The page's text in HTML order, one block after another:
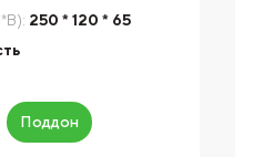
250 * 120 * 65
Поддон